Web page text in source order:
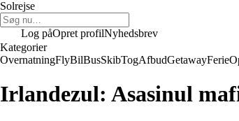
Solrejse
Log påOpret profilNyhedsbrev
Kategorier
OvernatningFlyBilBusSkibTogAfbudGetawayFerie
Irlandezul: Asasinul